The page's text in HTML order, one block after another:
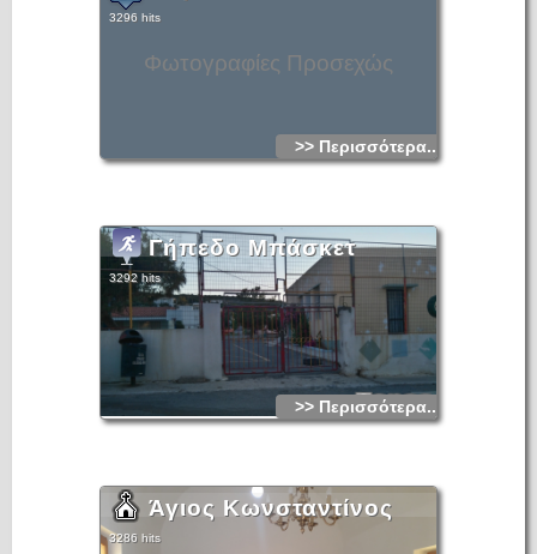
Φωτογραφίες Προσεχώς
3296 hits
>> Περισσότερα...
Γήπεδο Μπάσκετ
3292 hits
>> Περισσότερα...
Άγιος Κωνσταντίνος
3286 hits